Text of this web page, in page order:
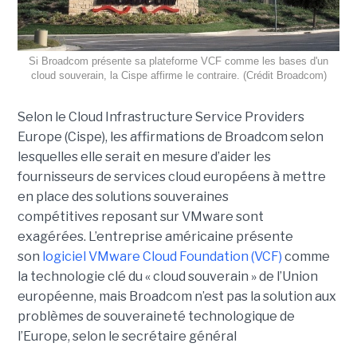
Si Broadcom présente sa plateforme VCF comme les bases d'un
cloud souverain, la Cispe affirme le contraire. (Crédit Broadcom)
Selon le Cloud Infrastructure Service Providers
Europe (Cispe), les affirmations de Broadcom selon
lesquelles elle serait en mesure d’aider les
fournisseurs de services cloud européens à mettre
en place des solutions souveraines
compétitives reposant sur VMware sont
exagérées. L’entreprise américaine présente
son logiciel VMware Cloud Foundation (VCF) comme
la technologie clé du « cloud souverain » de l’Union
européenne, mais Broadcom n’est pas la solution aux
problèmes de souveraineté technologique de
l’Europe, selon le secrétaire général